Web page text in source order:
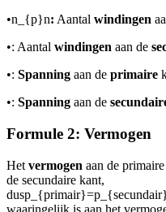
•n_{p}n: Aantal windingen
•: Aantal windingen aan de
•: Spanning aan de primaire
•: Spanning aan de
Formule 2: Vermogen
Het vermogen aan de
de secundaire kant,
dus
waaringelijk is aan het